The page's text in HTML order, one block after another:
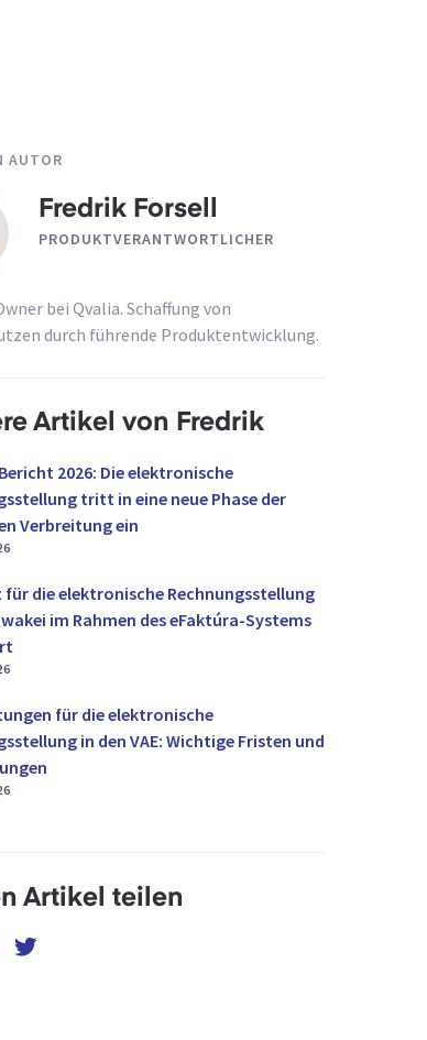
AUTOR
Fredrik Forsell
PRODUKTVERANTWORTLICHER
bei Qvalia. Schaffung von
durch führende Produktentwicklung.
Artikel von Fredrik
2026: Die elektronische
tritt in eine neue Phase der
Verbreitung ein
für die elektronische Rechnungsstellung
im Rahmen des eFaktúra-Systems
für die elektronische
in den VAE: Wichtige Fristen und
Artikel teilen